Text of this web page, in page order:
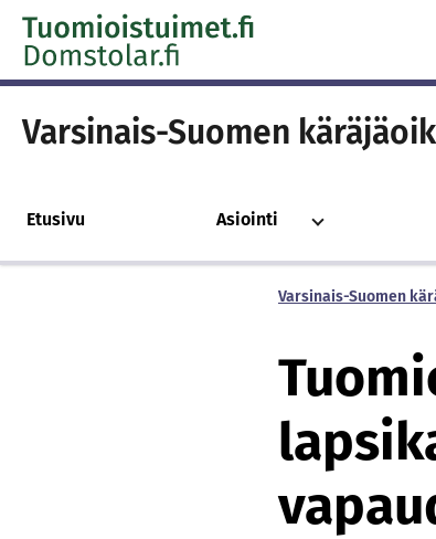
Skip to content -saavutettavuusohje
Varsinais-Suomen
Etusivu Asiointi
Varsinais-Suomen